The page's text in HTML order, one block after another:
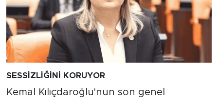
SESSİZLİĞİNİ KORUYOR
Kemal Kılıçdaroğlu'nun son genel